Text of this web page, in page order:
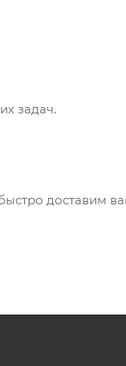
задач.
доставим